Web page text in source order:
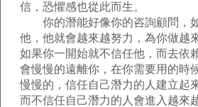
信，恐懼感也從此而生。
你的潛能好像你的咨詢顧問，
他，他就會越來越努力，為你做越
如果你一開始就不信任他，而去依
會慢慢的遠離你，在你需要用的時
慢慢的，信任自己潛力的人建立起
而不信任自己潛力的人會進入越來